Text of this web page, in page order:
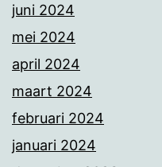
juni 2024
mei 2024
april 2024
maart 2024
februari 2024
januari 2024